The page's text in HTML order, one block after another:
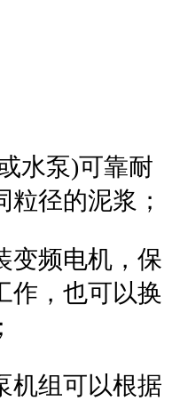
水泵)可靠耐
径的泥浆；
变频电机，保
作，也可以换
机组可以根据